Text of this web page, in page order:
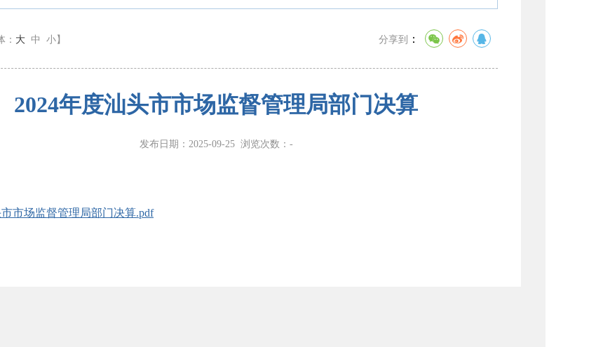
： 大 中 小 】 分享到 ：
2024年度汕头市市场监督管理局部门决算
发布日期：2025-09-25 浏览次数： -
市场监督管理局部门决算.pdf